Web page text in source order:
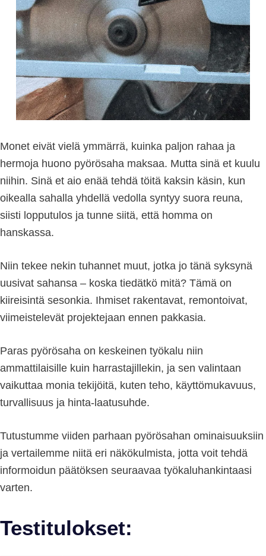
Monet eivät vielä ymmärrä, kuinka paljon rahaa ja
hermoja huono pyörösaha maksaa. Mutta sinä et kuulu
niihin. Sinä et aio enää tehdä töitä kaksin käsin, kun
oikealla sahalla yhdellä vedolla syntyy suora reuna,
siisti lopputulos ja tunne siitä, että homma on
hanskassa.
Niin tekee nekin tuhannet muut, jotka jo tänä syksynä
uusivat sahansa – koska tiedätkö mitä? Tämä on
kiireisintä sesonkia. Ihmiset rakentavat, remontoivat,
viimeistelevät projektejaan ennen pakkasia.
Paras pyörösaha on keskeinen työkalu niin
ammattilaisille kuin harrastajillekin, ja sen valintaan
vaikuttaa monia tekijöitä, kuten teho, käyttömukavuus,
turvallisuus ja hinta-laatusuhde.
Tutustumme viiden parhaan pyörösahan ominaisuuksiin
ja vertailemme niitä eri näkökulmista, jotta voit tehdä
informoidun päätöksen seuraavaa työkaluhankintaasi
varten.
Testitulokset: